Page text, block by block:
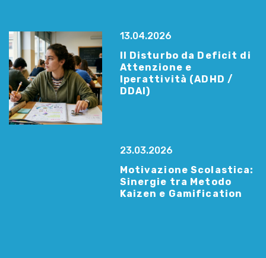
13.04.2026
Il Disturbo da Deficit di
Attenzione e
Iperattività (ADHD /
DDAI)
23.03.2026
Motivazione Scolastica:
Sinergie tra Metodo
Kaizen e Gamification